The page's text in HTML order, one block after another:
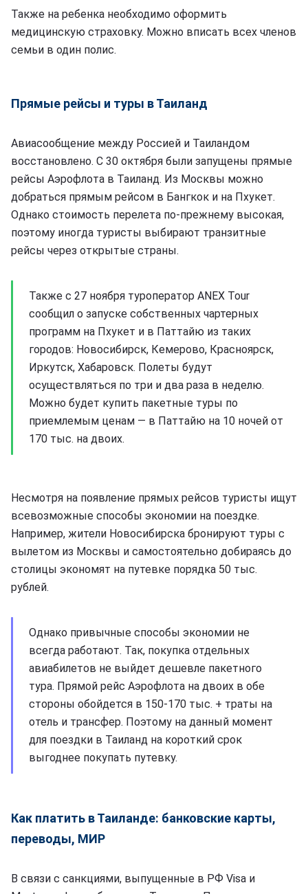
Также на ребенка необходимо оформить
медицинскую страховку. Можно вписать всех членов
семьи в один полис.
Прямые рейсы и туры в Таиланд
Авиасообщение между Россией и Таиландом
восстановлено. С 30 октября были запущены прямые
рейсы Аэрофлота в Таиланд. Из Москвы можно
добраться прямым рейсом в Бангкок и на Пхукет.
Однако стоимость перелета по-прежнему высокая,
поэтому иногда туристы выбирают транзитные
рейсы через открытые страны.
Также с 27 ноября туроператор ANEX Tour
сообщил о запуске собственных чартерных
программ на Пхукет и в Паттайю из таких
городов: Новосибирск, Кемерово, Красноярск,
Иркутск, Хабаровск. Полеты будут
осуществляться по три и два раза в неделю.
Можно будет купить пакетные туры по
приемлемым ценам — в Паттайю на 10 ночей от
170 тыс. на двоих.
Несмотря на появление прямых рейсов туристы ищут
всевозможные способы экономии на поездке.
Например, жители Новосибирска бронируют туры с
вылетом из Москвы и самостоятельно добираясь до
столицы экономят на путевке порядка 50 тыс.
рублей.
Однако привычные способы экономии не
всегда работают. Так, покупка отдельных
авиабилетов не выйдет дешевле пакетного
тура. Прямой рейс Аэрофлота на двоих в обе
стороны обойдется в 150-170 тыс. + траты на
отель и трансфер. Поэтому на данный момент
для поездки в Таиланд на короткий срок
выгоднее покупать путевку.
Как платить в Таиланде: банковские карты,
переводы, МИР
В связи с санкциями, выпущенные в РФ Visa и